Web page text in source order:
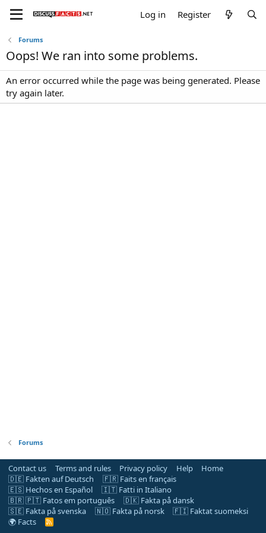
Log in Register
Forums
Oops! We ran into some problems.
An error occurred while the page was being generated. Please
try again later.
Forums
Contact us Terms and rules Privacy policy Help
Home
🇩🇪 Fakten auf Deutsch
🇫🇷 Faits en français
🇪🇸 Hechos en Español
🇮🇹 Fatti in Italiano
🇧🇷 🇵🇹 Fatos em português
🇩🇰 Fakta på dansk
🇸🇪 Fakta på svenska
🇳🇴 Fakta på norsk
🇫🇮 Faktat suomeksi
🌍 Facts
R